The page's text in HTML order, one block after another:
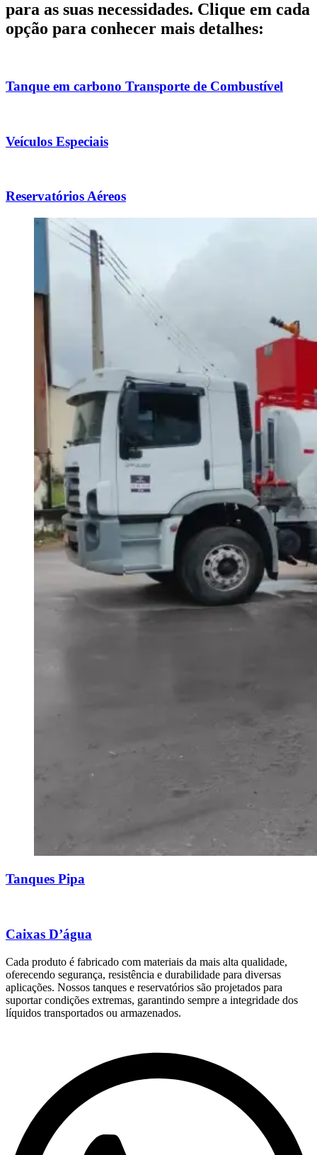
para as suas necessidades. Clique em cada
opção para conhecer mais detalhes:
Tanque em carbono Transporte de Combustível
Veículos Especiais
Reservatórios Aéreos
Tanques Pipa
Caixas D’água
Cada produto é fabricado com materiais da mais alta qualidade,
oferecendo segurança, resistência e durabilidade para diversas
aplicações. Nossos tanques e reservatórios são projetados para
suportar condições extremas, garantindo sempre a integridade dos
líquidos transportados ou armazenados.